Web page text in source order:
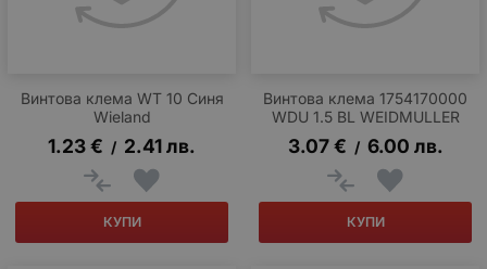
Винтова клема WT 10 Синя
Wieland
1.23€ / 2.41лв.
КУПИ
Винтова клема 1754170000
WDU 1.5 BL WEIDMULLER
3.07 € / 6.00 лв.
КУПИ